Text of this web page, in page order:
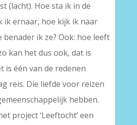
(lacht). Hoe sta ik in de
ik ernaar, hoe kijk ik naar
benader ik ze? Ook: hoe leeft
kan het dus ook, dat is
is één van de redenen
reis. Die liefde voor reizen
hebben.
project ‘Leeftocht’ een